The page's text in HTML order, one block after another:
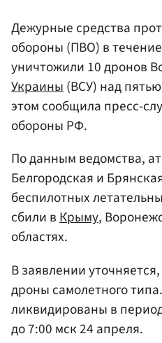
Дежурные средства
обороны (ПВО) в
уничтожили 10 дронов
Украины(ВСУ) над
этом сообщила пресс-
обороны РФ.
По данным ведомства,
Белгородская и
беспилотных
сбили вКрыму,
областях.
В заявлении
дроны самолетного
ликвидированы в
до 7:00 мск 24 апреля.